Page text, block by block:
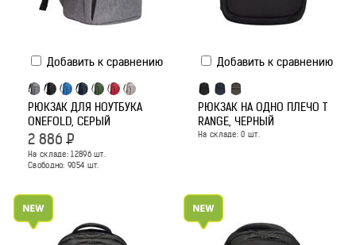
Добавить к сравнению
РЮКЗАК ДЛЯ НОУТБУКА
ONEFOLD, СЕРЫЙ
2 886 Р
На складе:12896шт.
Свободно: 9054 шт.
Добавить к сравнению
РЮКЗАК НА ОДНО ПЛЕЧО T
RANGE, ЧЕРНЫЙ
На складе:0 шт.